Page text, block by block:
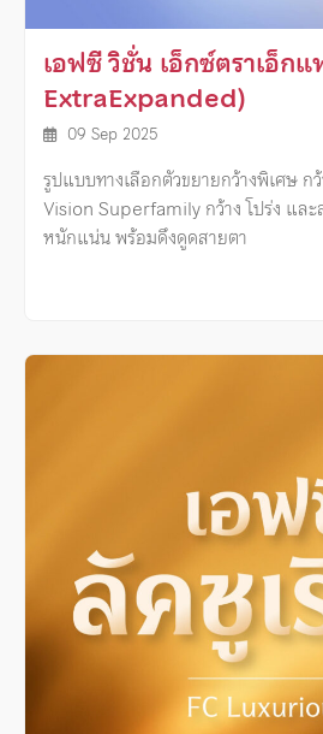
เอฟซี วิชั่น เอ็กซ์ตราเอ็ก
ExtraExpanded)
09 Sep 2025
รูปแบบทางเลือกตัวขยายกว้างพิเศษ ก
Vision Superfamily กว้าง โปร่ง และ
หนักแน่น พร้อมดึงดูดสายตา